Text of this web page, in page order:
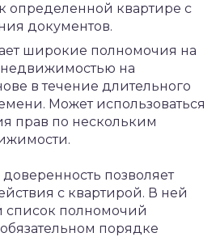
определенной квартире с
документов.
широкие полномочия на
на
в течение длительного
Может использоваться
прав по нескольким
позволяет
с квартирой. В ней
список полномочий
порядке